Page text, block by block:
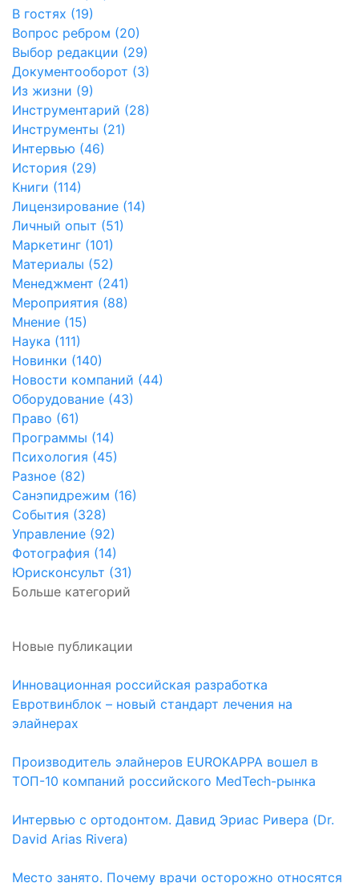
В гостях (19)
Вопрос ребром (20)
Выбор редакции (29)
Документооборот (3)
Из жизни (9)
Инструментарий (28)
Инструменты (21)
Интервью (46)
История (29)
Книги (114)
Лицензирование (14)
Личный опыт (51)
Маркетинг (101)
Материалы (52)
Менеджмент (241)
Мероприятия (88)
Мнение (15)
Наука (111)
Новинки (140)
Новости компаний (44)
Оборудование (43)
Право (61)
Программы (14)
Психология (45)
Разное (82)
Санэпидрежим (16)
События (328)
Управление (92)
Фотография (14)
Юрисконсульт (31)
Больше категорий
Новые публикации
Инновационная российская разработка
Евротвинблок – новый стандарт лечения на
элайнерах
Производитель элайнеров EUROKAPPA вошел в
ТОП-10 компаний российского MedTech-рынка
Интервью с ортодонтом. Давид Эриас Ривера (Dr.
David Arias Rivera)
Место занято. Почему врачи осторожно относятся